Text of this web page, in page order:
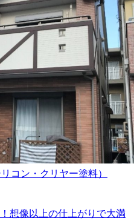
コン・クリヤー塗料）
想像以上の仕上がりで大満